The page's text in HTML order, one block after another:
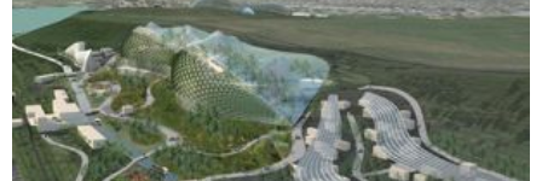
19:52 / 08-08-2026
"სანაპირო რაიონებში
მოსალოდნელია წვიმა" -
გარემოს ეროვნული სააგენტოს
გაფრთხილება: რომელ
რეგიონებში უნდა ველოდოთ
ელჭექს, სეტყვასა და ქარის
გაძლიერებას?